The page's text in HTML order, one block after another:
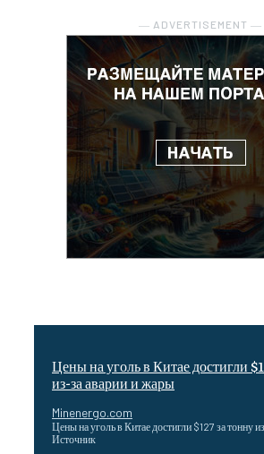
― ADVERTISEMENT ―
Цены на уголь в Китае достигли
из-за аварии и жары
Minenergo.com
Цены на уголь в Китае достигли $127 за тонну
Источник